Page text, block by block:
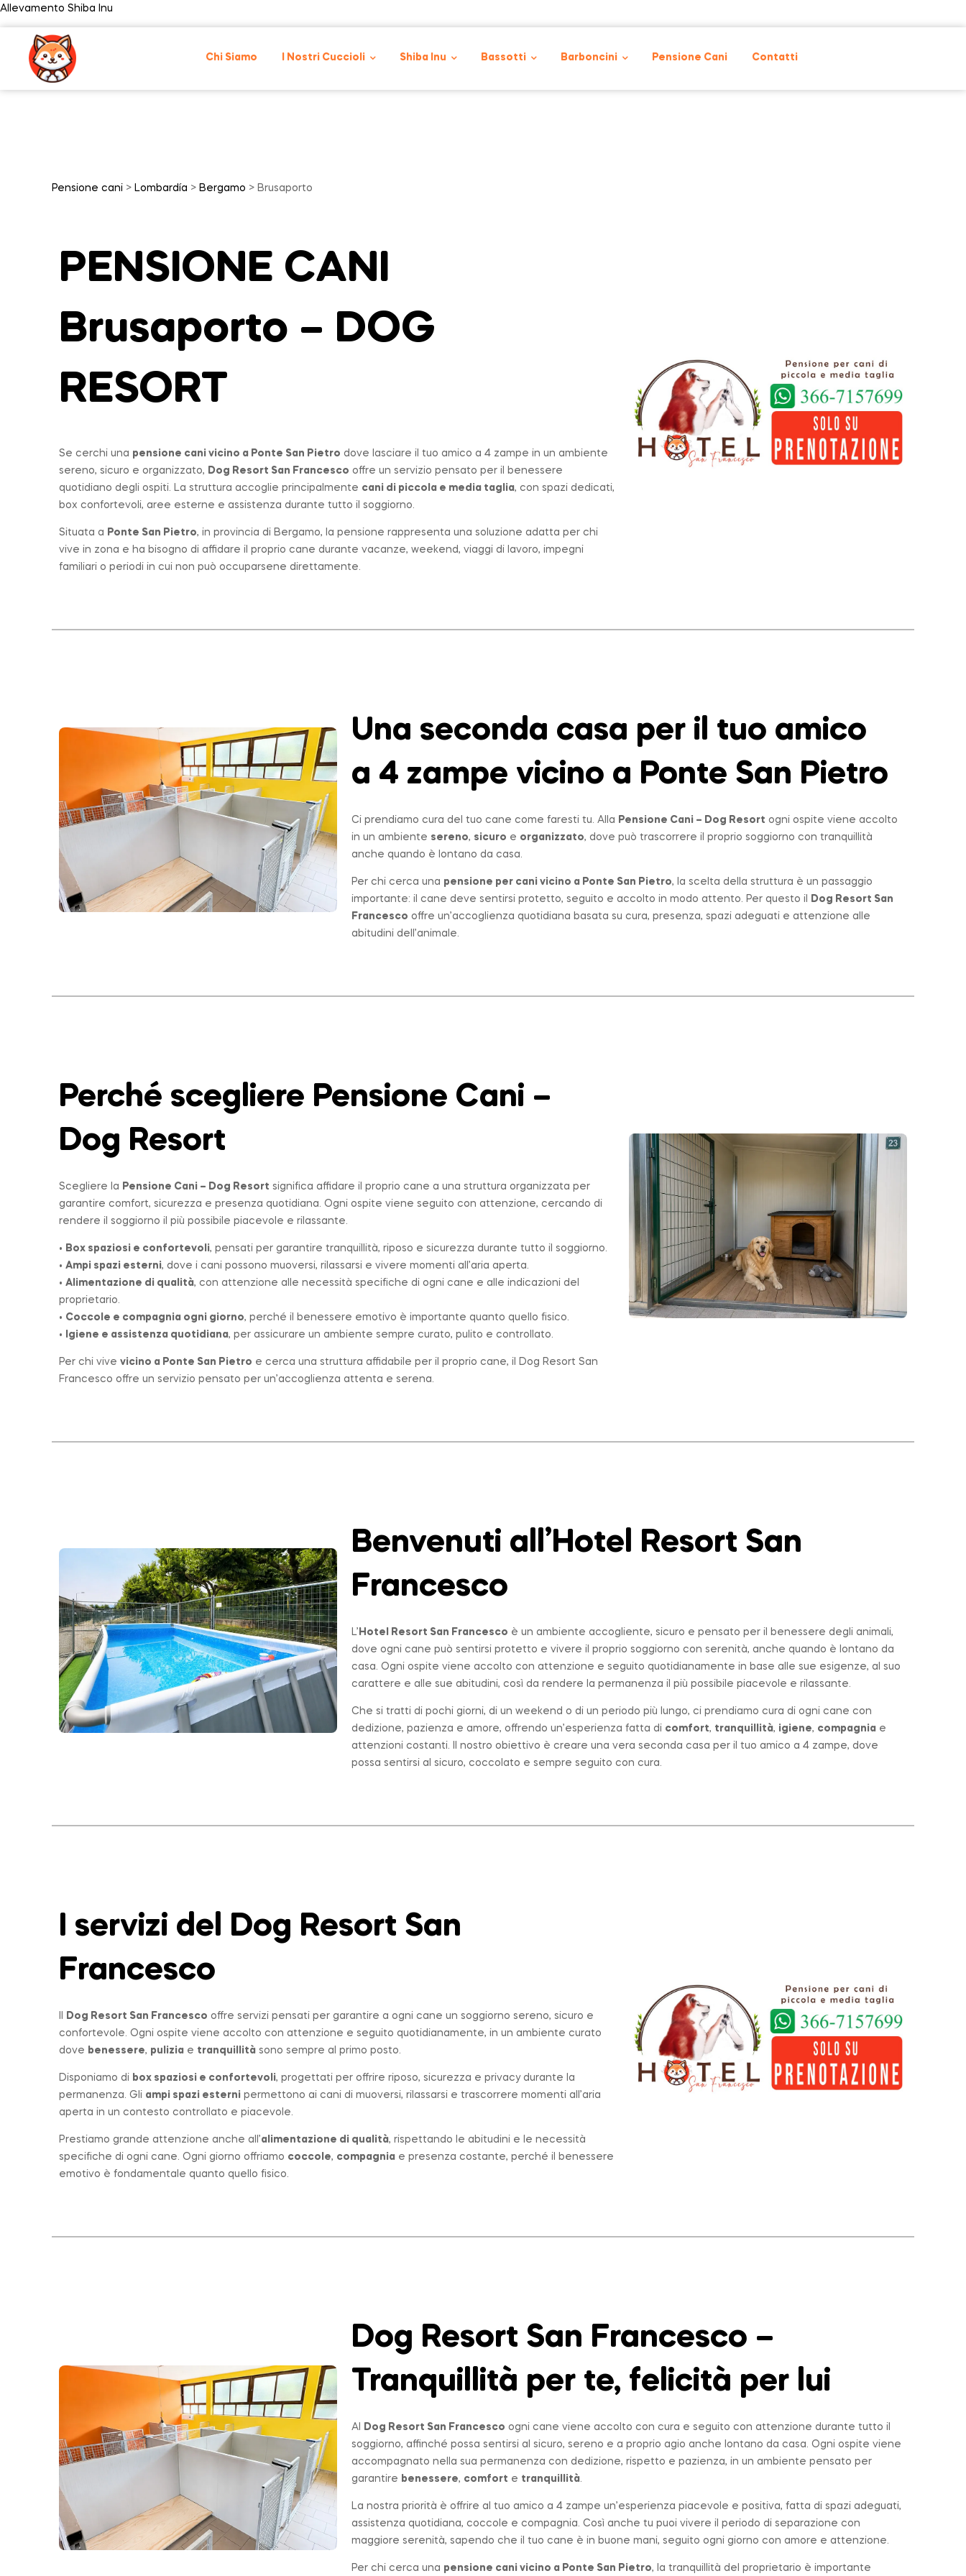
Allevamento Shiba Inu
Chi Siamo I Nostri Cuccioli Shiba Inu Bassotti Barboncini Pensione Cani Contatti
Pensione cani > Lombardía > Bergamo > Brusaporto
PENSIONE CANI
Brusaporto – DOG
RESORT
Se cerchi una pensione cani vicino a Ponte San Pietro dove lasciare il tuo amico a 4 zampe in un ambiente
sereno, sicuro e organizzato, Dog Resort San Francesco offre un servizio pensato per il benessere
quotidiano degli ospiti. La struttura accoglie principalmente cani di piccola e media taglia, con spazi dedicati,
box confortevoli, aree esterne e assistenza durante tutto il soggiorno.
Situata a Ponte San Pietro, in provincia di Bergamo, la pensione rappresenta una soluzione adatta per chi
vive in zona e ha bisogno di affidare il proprio cane durante vacanze, weekend, viaggi di lavoro, impegni
familiari o periodi in cui non può occuparsene direttamente.
Una seconda casa per il tuo amico
a 4 zampe vicino a Ponte San Pietro
Ci prendiamo cura del tuo cane come faresti tu. Alla Pensione Cani – Dog Resort ogni ospite viene accolto
in un ambiente sereno, sicuro e organizzato, dove può trascorrere il proprio soggiorno con tranquillità
anche quando è lontano da casa.
Per chi cerca una pensione per cani vicino a Ponte San Pietro, la scelta della struttura è un passaggio
importante: il cane deve sentirsi protetto, seguito e accolto in modo attento. Per questo il
Dog Resort San
Francesco offre un’accoglienza quotidiana basata su cura, presenza, spazi adeguati e attenzione alle
abitudini dell’animale.
Perché scegliere Pensione Cani –
Dog Resort
Scegliere la Pensione Cani – Dog Resort significa affidare il proprio cane a una struttura organizzata per
garantire comfort, sicurezza e presenza quotidiana. Ogni ospite viene seguito con attenzione, cercando di
rendere il soggiorno il più possibile piacevole e rilassante.
• Box spaziosi e confortevoli, pensati per garantire tranquillità, riposo e sicurezza durante tutto il soggiorno.
• Ampi spazi esterni, dove i cani possono muoversi, rilassarsi e vivere momenti all’aria aperta.
• Alimentazione di qualità, con attenzione alle necessità specifiche di ogni cane e alle indicazioni del
proprietario.
• Coccole e compagnia ogni giorno, perché il benessere emotivo è importante quanto quello fisico.
•
Igiene e assistenza quotidiana, per assicurare un ambiente sempre curato, pulito e controllato.
Per chi vive vicino a Ponte San Pietro e cerca una struttura affidabile per il proprio cane, il Dog Resort San
Francesco offre un servizio pensato per un’accoglienza attenta e serena.
Benvenuti all’Hotel Resort San
Francesco
L’ Hotel Resort San Francesco è un ambiente accogliente, sicuro e pensato per il benessere degli animali,
dove ogni cane può sentirsi protetto e vivere il proprio soggiorno con serenità, anche quando è lontano da
casa. Ogni ospite viene accolto con attenzione e seguito quotidianamente in base alle sue esigenze, al suo
carattere e alle sue abitudini, così da rendere la permanenza il più possibile piacevole e rilassante.
Che si tratti di pochi giorni, di un weekend o di un periodo più lungo, ci prendiamo cura di ogni cane con
dedizione, pazienza e amore, offrendo un’esperienza fatta di comfort, tranquillità, igiene, compagniae
attenzioni costanti. Il nostro obiettivo è creare una vera seconda casa per il tuo amico a 4 zampe, dove
possa sentirsi al sicuro, coccolato e sempre seguito con cura.
I servizi del Dog Resort San
Francesco
Dog Resort San Francesco offre servizi pensati per garantire a ogni cane un soggiorno sereno, sicuro e
confortevole. Ogni ospite viene accolto con attenzione e seguito quotidianamente, in un ambiente curato
dove benessere, pulizia e tranquillità sono sempre al primo posto.
Disponiamo di box spaziosi e confortevoli, progettati per offrire riposo, sicurezza e privacy durante la
permanenza. Gli ampi spazi esterni permettono ai cani di muoversi, rilassarsi e trascorrere momenti all’aria
aperta in un contesto controllato e piacevole.
Prestiamo grande attenzione anche all’alimentazione di qualità, rispettando le abitudini e le necessità
specifiche di ogni cane. Ogni giorno offriamo coccole, compagnia e presenza costante, perché il benessere
emotivo è fondamentale quanto quello fisico.
Dog Resort San Francesco –
Tranquillità per te, felicità per lui
Al Dog Resort San Francesco ogni cane viene accolto con cura e seguito con attenzione durante tutto il
soggiorno, affinché possa sentirsi al sicuro, sereno e a proprio agio anche lontano da casa. Ogni ospite viene
accompagnato nella sua permanenza con dedizione, rispetto e pazienza, in un ambiente pensato per
garantire benessere, comfort e tranquillità.
La nostra priorità è offrire al tuo amico a 4 zampe un’esperienza piacevole e positiva, fatta di spazi adeguati,
assistenza quotidiana, coccole e compagnia. Così anche tu puoi vivere il periodo di separazione con
maggiore serenità, sapendo che il tuo cane è in buone mani, seguito ogni giorno con amore e attenzione.
Per chi cerca una pensione cani vicino a Ponte San Pietro, la tranquillità del proprietario è importante